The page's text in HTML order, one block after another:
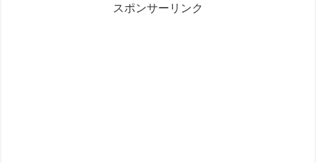
スポンサーリンク